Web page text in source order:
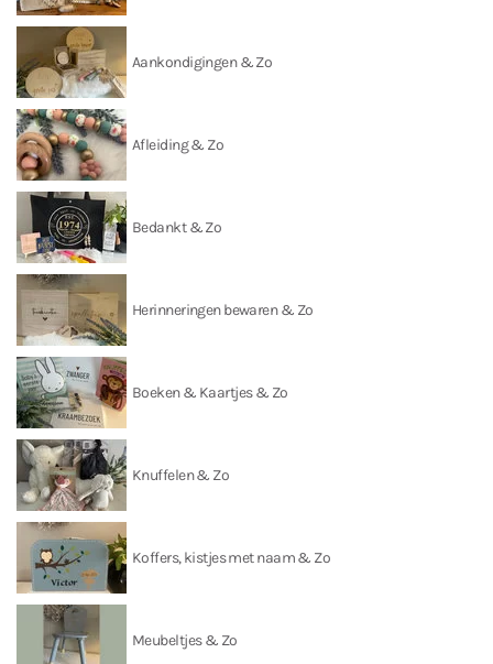
Aankondigingen & Zo
Afleiding & Zo
Bedankt & Zo
Herinneringen bewaren & Zo
Boeken & Kaartjes & Zo
Knuffelen & Zo
Koffers, kistjes met naam & Zo
Meubeltjes & Zo